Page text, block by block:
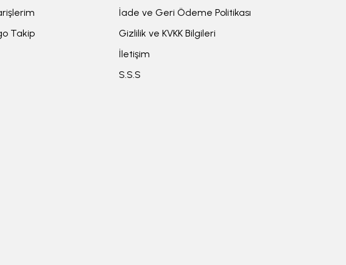
Takip
İade ve Geri Ödeme Politikası
Gizlilik ve KVKK Bilgileri
İletişim
S.S.S